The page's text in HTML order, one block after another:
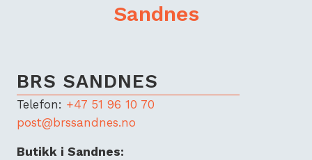
Sandnes
BRS SANDNES
Telefon: +47 51 96 10 70
post@brssandnes.no
Butikk i Sandnes: